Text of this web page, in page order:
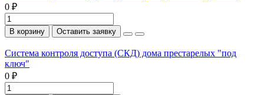
0 ₽
В корзину Оставить заявку
Система контроля доступа (СКД) дома престарелых "под
ключ"
0 ₽